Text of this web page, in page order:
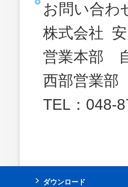
お問い合わ
株式会社
営業本部
西部営業部
TEL：048-
ダウンロード